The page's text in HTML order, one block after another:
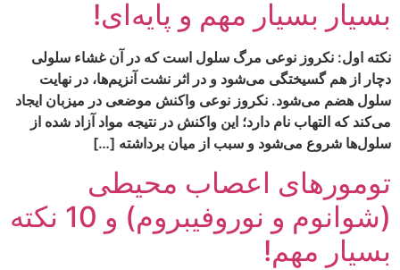
بسیار بسیار مهم و پایه‌ای!
نکته اول: نکروز نوعی مرگ سلول است که در آن غشاء سلولی
دچار از هم گسیختگی می‌شود و در اثر نشت آنزیم‌ها، در نهایت
سلول هضم می‌شود. نکروز نوعی واکنش موضعی در میزبان ایجاد
می‌کند که التهاب نام دارد؛ این واکنش در نتیجه مواد آزاد شده از
سلول‌ها شروع می‌شود و سبب از میان برداشته […]
تومورهای اعصاب محیطی
(شوانوم و نوروفیبروم) و 10 نکته
بسیار مهم!